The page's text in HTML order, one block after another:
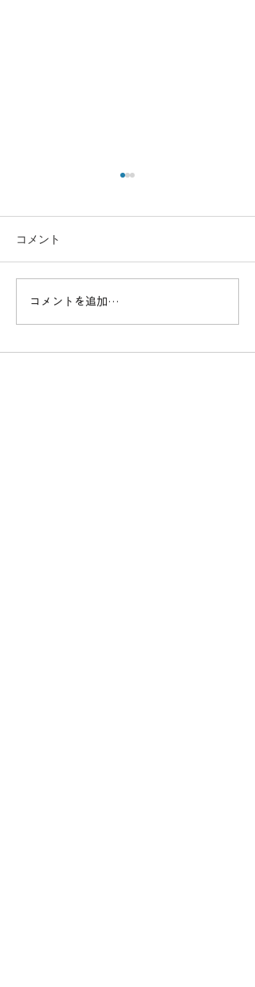
2023年2月20日（月）
19:00よりエントリー開始
コメント
コメントを追加…